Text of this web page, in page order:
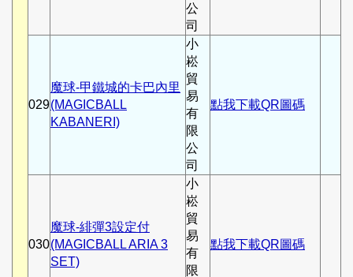
公
司
029
魔球-甲鐵城的卡巴內里
(MAGICBALL
KABANERI)
小
崧
貿
易
有
限
公
司
點我下載QR圖碼
030
魔球-緋彈3設定付
(MAGICBALL ARIA 3
SET)
小
崧
貿
易
有
限
點我下載QR圖碼